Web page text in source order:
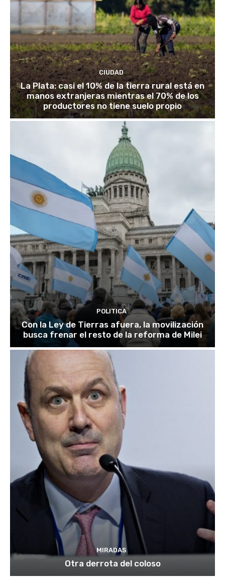
CIUDAD
La Plata: casi el 10% de la tierra rural está en
manos extranjeras mientras el 70% de los
productores no tiene suelo propio
POLITICA
Con la Ley de Tierras afuera, la movilización
busca frenar el resto de la reforma de Milei
MIRADAS
Otra derrota del coloso